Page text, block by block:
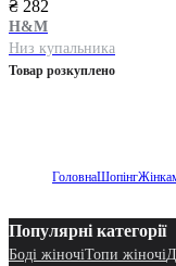
₴ 282
H&M
Низ купальника
Товар розкуплено
ГоловнаШопінг
Популярні категорії
Боді жіночіТопи жіночі